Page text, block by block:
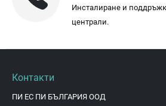
Инсталиране и
централи.
Контакти
ПИ ЕС ПИ БЪЛГАРИЯ ООД